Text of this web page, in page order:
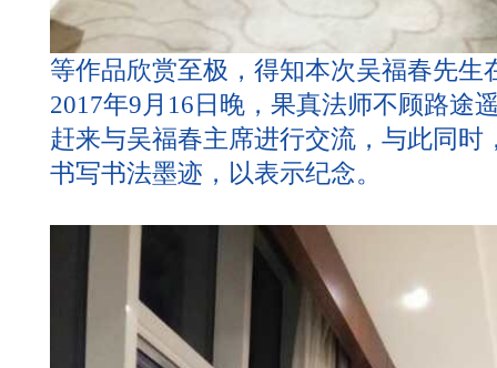
等作品欣赏至极，得知本次吴福春先生
2017年9月16日晚，果真法师不顾路途
赶来与吴福春主席进行交流，与此同时
书写书法墨迹，以表示纪念。